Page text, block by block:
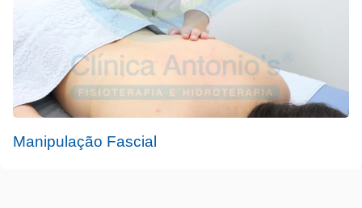
Manipulação Fascial